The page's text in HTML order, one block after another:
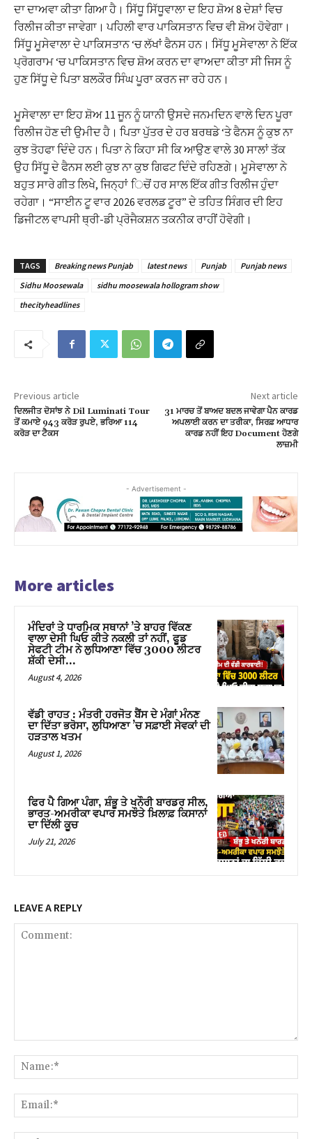
ਦਾ ਦਾਅਵਾ ਕੀਤਾ ਗਿਆ ਹੈ। ਸਿੱਧੂ ਸਿੱਧੂਵਾਲਾ ਦ ਇਹ ਸ਼ੋਅ 8 ਦੇਸ਼ਾਂ ਵਿਚ
ਰਿਲੀਜ ਕੀਤਾ ਜਾਵੇਗਾ। ਪਹਿਲੀ ਵਾਰ ਪਾਕਿਸਤਾਨ ਵਿਚ ਵੀ ਸ਼ੋਅ ਹੋਵੇਗਾ।
ਸਿੱਧੂ ਮੂਸੇਵਾਲਾ ਦੇ ਪਾਕਿਸਤਾਨ ‘ਚ ਲੱਖਾਂ ਫੈਨਸ ਹਨ। ਸਿੱਧੂ ਮੂਸੇਵਾਲਾ ਨੇ ਇੱਕ
ਪ੍ਰੋਗਰਾਮ ‘ਚ ਪਾਕਿਸਤਾਨ ਵਿਚ ਸ਼ੋਅ ਕਰਨ ਦਾ ਵਾਅਦਾ ਕੀਤਾ ਸੀ ਜਿਸ ਨੂੰ
ਹੁਣ ਸਿੱਧੂ ਦੇ ਪਿਤਾ ਬਲਕੌਰ ਸਿੰਘ ਪੂਰਾ ਕਰਨ ਜਾ ਰਹੇ ਹਨ।
ਮੂਸੇਵਾਲਾ ਦਾ ਇਹ ਸ਼ੋਅ 11 ਜੂਨ ਨੂੰ ਯਾਨੀ ਉਸਦੇ ਜਨਮਦਿਨ ਵਾਲੇ ਦਿਨ ਪੂਰਾ
ਰਿਲੀਜ ਹੋਣ ਦੀ ਉਮੀਦ ਹੈ। ਪਿਤਾ ਪੁੱਤਰ ਦੇ ਹਰ ਬਰਥਡੇ ‘ਤੇ ਫੈਨਸ ਨੂੰ ਕੁਝ ਨਾ
ਕੁਝ ਤੋਹਫਾ ਦਿੰਦੇ ਹਨ। ਪਿਤਾ ਨੇ ਕਿਹਾ ਸੀ ਕਿ ਆਉਣ ਵਾਲੇ 30 ਸਾਲਾਂ ਤੱਕ
ਉਹ ਸਿੱਧੂ ਦੇ ਫੈਨਸ ਲਈ ਕੁਝ ਨਾ ਕੁਝ ਗਿਫਟ ਦਿੰਦੇ ਰਹਿਣਗੇ। ਮੂਸੇਵਾਲਾ ਨੇ
ਬਹੁਤ ਸਾਰੇ ਗੀਤ ਲਿਖੇ, ਜਿਨ੍ਹਾਂ ਿਚੋਂ ਹਰ ਸਾਲ ਇੱਕ ਗੀਤ ਰਿਲੀਜ ਹੁੰਦਾ
ਰਹੇਗਾ। “ਸਾਈਨ ਟੂ ਵਾਰ 2026 ਵਰਲਡ ਟੂਰ” ਦੇ ਤਹਿਤ ਸਿੰਗਰ ਦੀ ਇਹ
ਡਿਜੀਟਲ ਵਾਪਸੀ ਥ੍ਰੀ-ਡੀ ਪ੍ਰੋਜੈਕਸ਼ਨ ਤਕਨੀਕ ਰਾਹੀਂ ਹੋਵੇਗੀ।
TAGS Breaking news Punjab latest news Punjab
Punjab news
Sidhu Moosewala
sidhu moosewala hollogram show
thecityheadlines
Previous article
ਦਿਲਜੀਤ ਦੋਸਾਂਝ ਨੇ Dil Luminati Tour
ਤੋਂ ਕਮਾਏ 943 ਕਰੋੜ ਰੁਪਏ, ਭਰਿਆ 114
ਕਰੋੜ ਦਾ ਟੈਕਸ
Next article
31 ਮਾਰਚ ਤੋਂ ਬਾਅਦ ਬਦਲ ਜਾਵੇਗਾ ਪੈਨ ਕਾਰਡ
ਅਪਲਾਈ ਕਰਨ ਦਾ ਤਰੀਕਾ, ਸਿਰਫ਼ ਆਧਾਰ
ਕਾਰਡ ਨਹੀਂ ਇਹ Document ਹੋਣਗੇ
ਲਾਜ਼ਮੀ
- Advertisement -
More articles
ਮੰਦਿਰਾਂ ਤੇ ਧਾਰਮਿਕ ਸਥਾਨਾਂ ’ਤੇ ਬਾਹਰ ਵਿੱਕਣ
ਵਾਲਾ ਦੇਸੀ ਘਿਓ ਕੀਤੇ ਨਕਲੀ ਤਾਂ ਨਹੀਂ, ਫੂਡ
ਸੇਫਟੀ ਟੀਮ ਨੇ ਲੁਧਿਆਣਾ ਵਿੱਚ 3000 ਲੀਟਰ
ਸ਼ੱਕੀ ਦੇਸੀ...
August 4, 2026
ਵੱਡੀ ਰਾਹਤ : ਮੰਤਰੀ ਹਰਜੋਤ ਬੈਂਸ ਦੇ ਮੰਗਾਂ ਮੰਨਣ
ਦਾ ਦਿੱਤਾ ਭਰੋਸਾ, ਲੁਧਿਆਣਾ ’ਚ ਸਫ਼ਾਈ ਸੇਵਕਾਂ ਦੀ
ਹੜਤਾਲ ਖਤਮ
August 1, 2026
ਫਿਰ ਪੈ ਗਿਆ ਪੰਗਾ, ਸ਼ੰਭੂ ਤੇ ਖਨੌਰੀ ਬਾਰਡਰ ਸੀਲ,
ਭਾਰਤ-ਅਮਰੀਕਾ ਵਪਾਰ ਸਮਝੌਤੇ ਖ਼ਿਲਾਫ਼ ਕਿਸਾਨਾਂ
ਦਾ ਦਿੱਲੀ ਕੂਚ
July 21, 2026
LEAVE A REPLY